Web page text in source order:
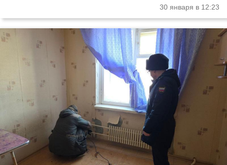
30 января в 12:23